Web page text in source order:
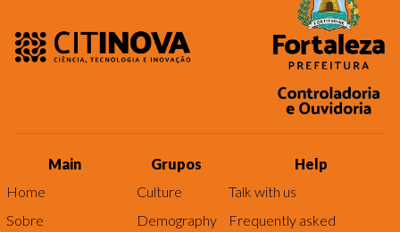
Main
Home
Sobre
Grupos
Culture
Demography
Help
Talk with us
Frequently asked